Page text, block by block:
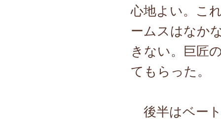
心地よい。こ
ームスはなか
きない。巨匠
てもらった。
後半はベー